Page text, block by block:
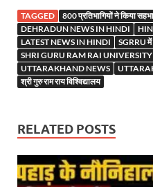
e
b
o
o
itt
er
er
es
t
at
s
A
p
TAGGED 800 प्रतिभागियों ने किया
DEHRADUN NEWS IN HINDI
LATEST NEWS IN HINDI
SGRRU में
SHRI GURU RAM RAI UNIVERSITY
UTTARAKHAND NEWS
श्री गुरु राम राय विश्विद्यालय
RELATED POSTS